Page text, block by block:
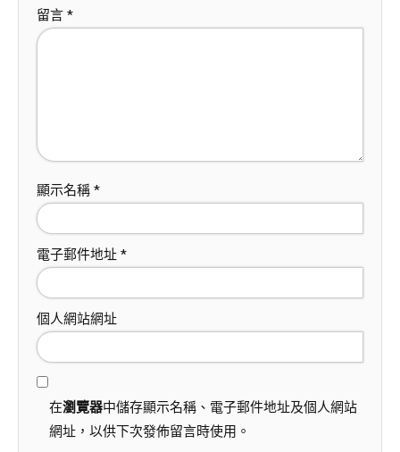
留言 *
顯示名稱 *
電子郵件地址 *
個人網站網址
在瀏覽器中儲存顯示名稱、電子郵件地址及個人網站
網址，以供下次發佈留言時使用。